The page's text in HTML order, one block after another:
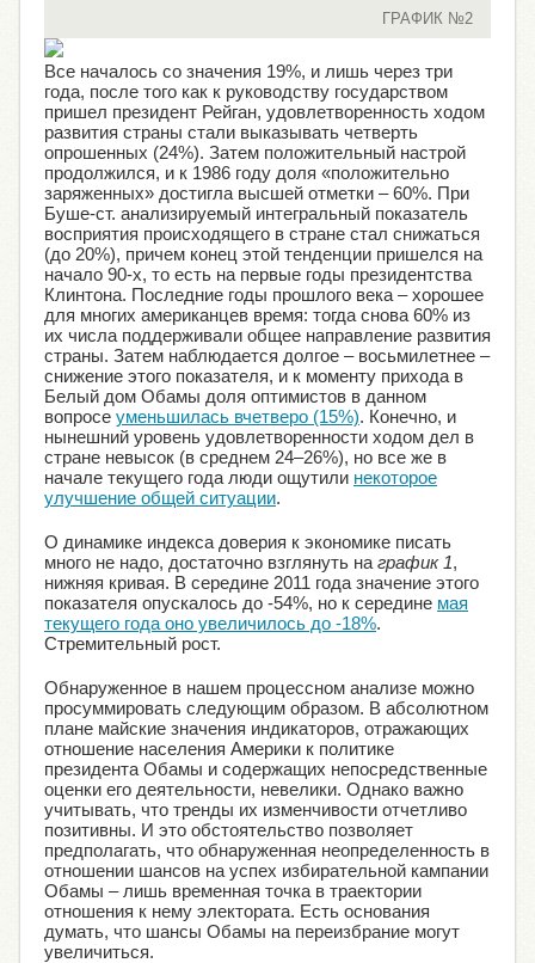
ГРАФИК №2
Все началось со значения 19%, и лишь через три
года, после того как к руководству государством
пришел президент Рейган, удовлетворенность ходом
развития страны стали выказывать четверть
опрошенных (24%). Затем положительный настрой
продолжился, и к 1986 году доля «положительно
заряженных» достигла высшей отметки – 60%. При
Буше-ст. анализируемый интегральный показатель
восприятия происходящего в стране стал снижаться
(до 20%), причем конец этой тенденции пришелся на
начало 90-х, то есть на первые годы президентства
Клинтона. Последние годы прошлого века – хорошее
для многих американцев время: тогда снова 60% из
их числа поддерживали общее направление развития
страны. Затем наблюдается долгое – восьмилетнее –
снижение этого показателя, и к моменту прихода в
Белый дом Обамы доля оптимистов в данном
вопросе уменьшилась вчетверо (15%). Конечно, и
нынешний уровень удовлетворенности ходом дел в
стране невысок (в среднем 24–26%), но все же в
начале текущего года люди ощутили некоторое
улучшение общей ситуации.
О динамике индекса доверия к экономике писать
много не надо, достаточно взглянуть на график 1,
нижняя кривая. В середине 2011 года значение этого
показателя опускалось до -54%, но к середине мая
текущего года оно увеличилось до -18%.
Стремительный рост.
Обнаруженное в нашем процессном анализе можно
просуммировать следующим образом. В абсолютном
плане майские значения индикаторов, отражающих
отношение населения Америки к политике
президента Обамы и содержащих непосредственные
оценки его деятельности, невелики. Однако важно
учитывать, что тренды их изменчивости отчетливо
позитивны. И это обстоятельство позволяет
предполагать, что обнаруженная неопределенность в
отношении шансов на успех избирательной кампании
Обамы – лишь временная точка в траектории
отношения к нему электората. Есть основания
думать, что шансы Обамы на переизбрание могут
увеличиться.